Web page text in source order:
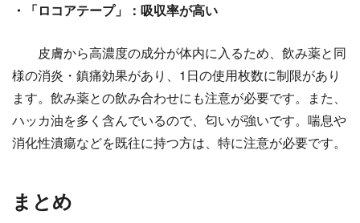
・「ロコアテープ」：吸収率が高い
皮膚から高濃度の成分が体内に入るため、飲み薬と同
様の消炎・鎮痛効果があり、1日の使用枚数に制限があり
ます。飲み薬との飲み合わせにも注意が必要です。また、
ハッカ油を多く含んでいるので、匂いが強いです。喘息や
消化性潰瘍などを既往に持つ方は、特に注意が必要です。
まとめ